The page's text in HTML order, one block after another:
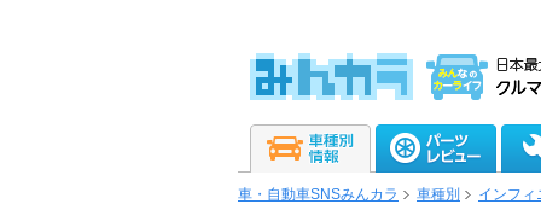
車・自動車SNSみんカラ 車種別 インフィ